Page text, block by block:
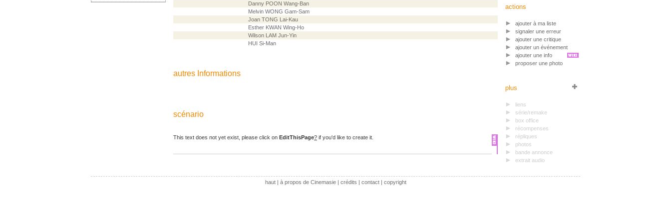
Danny POON Wang-Ban
Melvin WONG Gam-Sam
Joan TONG Lai-Kau
Esther KWAN Wing-Ho
Wilson LAM Jun-Yin
HUI Si-Man
autres Informations
scénario
This text does not yet exist, please click on EditThisPage? if you'd like to create it.
actions
ajouter à ma liste
signaler une erreur
ajouter une critique
ajouter un événement
ajouter une info
proposer une photo
plus
liens
série/remake
box office
récompenses
répliques
photos
bande annonce
extrait audio
haut| à propos de Cinemasie| crédits | contact| copyright